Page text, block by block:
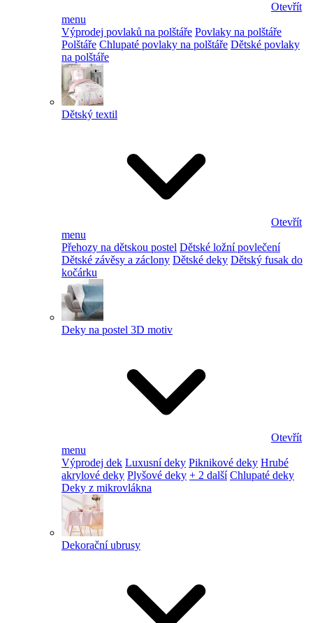
Otevřít
menu
Výprodej povlaků na polštáře Povlaky na polštáře
Polštáře Chlupaté povlaky na polštáře Dětské povlaky
na polštáře
Dětský textil
Otevřít
menu
Přehozy na dětskou postel Dětské ložní povlečení
Dětské závěsy a záclony Dětské deky Dětský fusak do
kočárku
Deky na postel 3D motiv
Otevřít
menu
Výprodej dek Luxusní deky Piknikové deky Hrubé
akrylové deky Plyšové deky + 2 další Chlupaté deky
Deky z mikrovlákna
Dekorační ubrusy